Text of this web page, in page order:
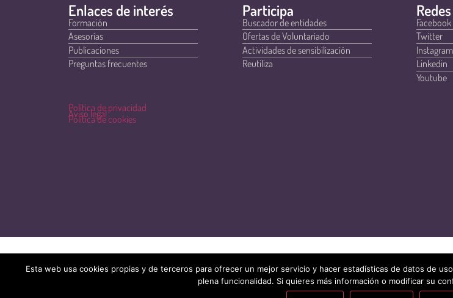
Enlaces de interés
Formación
Asesorías
Publicaciones
Preguntas frecuentes
Política de privacidad
Aviso legal
Política de cookies
Participa
Buscador de entidades
Ofertas de Voluntariado
Actividades de sensibilización
Reutiliza
Facebook
Twitter
Instagram
Linkedin
Youtube
Esta web usa cookies propias y de terceros para ofrecer un mejor servicio y hacer estadísticas de datos de
plena funcionalidad. Si quieres más información o modificar su